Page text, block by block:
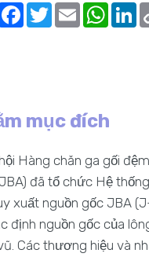
Facebook
TwitterEmail
mục đích
Hàng chăn ga gối
đã tổ chức Hệ
xuất nguồn gốc JBA
định nguồn gốc của
Các thương hiệu và